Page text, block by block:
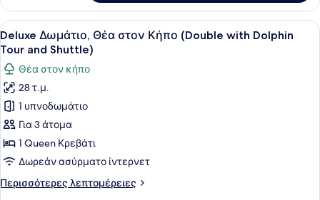
Lovina)
Δωμάτιο
(Twin
with
Shuttle
Lovina)
Προβολή
όλων
των
φωτογραφιών
για
Deluxe
Δωμάτιο,
Θέα
στον
Κήπο
(Double
Ένα σύγχρονο δωμάτιο
8
Deluxe Δωμάτιο, Θέα στον Κήπο (Double with Dolphin
Tour and Shuttle)
Θέα στον κήπο
28 τ.μ.
1 υπνοδωμάτιο
Για 3 άτομα
1 Queen Κρεβάτι
Δωρεάν ασύρματο ίντερνετ
Περισσότερες λεπτομέρειες
Περισσότερες